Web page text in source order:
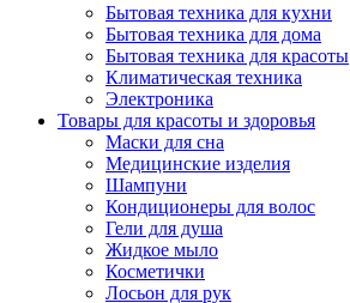
Бытовая техника для кухни
Бытовая техника для дома
Бытовая техника для красоты
Климатическая техника
Электроника
Товары для красоты и здоровья
Маски для сна
Медицинские изделия
Шампуни
Кондиционеры для волос
Гели для душа
Жидкое мыло
Косметички
Лосьон для рук